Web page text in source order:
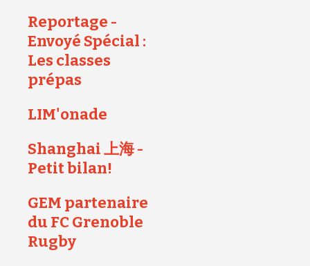
Reportage -
Envoyé Spécial :
Les classes
prépas
LIM'onade
Shanghai 上海 -
Petit bilan!
GEM partenaire
du FC Grenoble
Rugby